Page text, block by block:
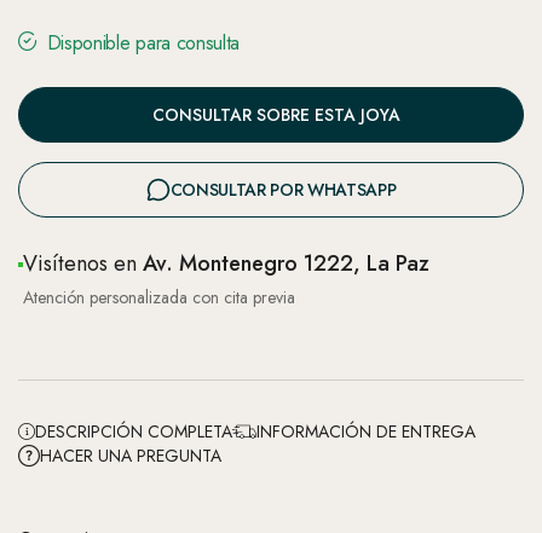
Disponible para consulta
CONSULTAR SOBRE ESTA JOYA
CONSULTAR POR WHATSAPP
Visítenos enAv. Montenegro 1222, La Paz
Atención personalizada con cita previa
DESCRIPCIÓN COMPLETA
INFORMACIÓN DE ENTREGA
HACER UNA PREGUNTA